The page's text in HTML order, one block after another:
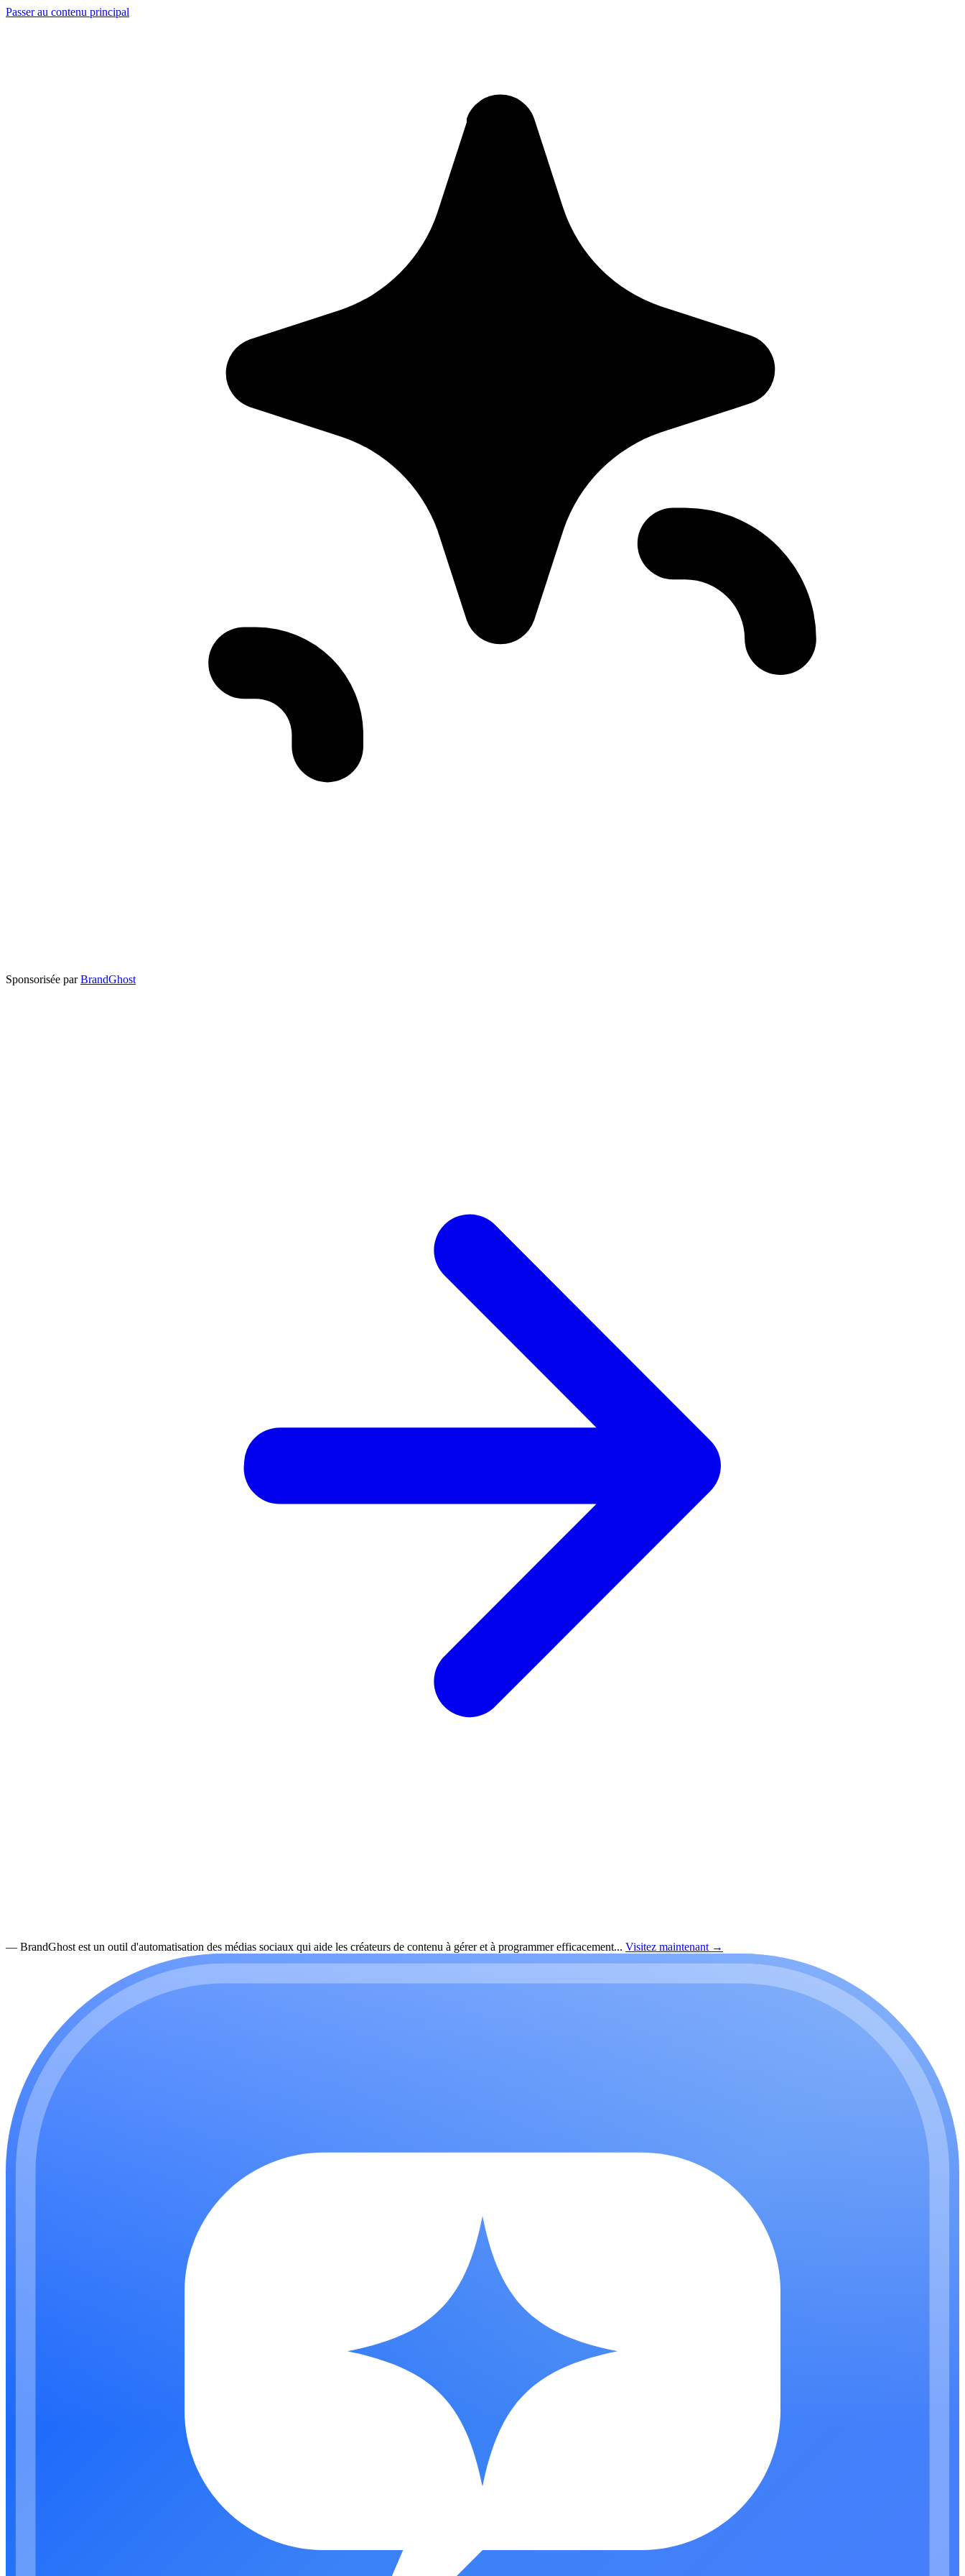
Passer au contenu principal
Sponsorisée par BrandGhost
— BrandGhost est un outil d'automatisation des médias sociaux qui aide les créateurs de contenu à gérer et à programmer efficacement... Visitez maintenant →